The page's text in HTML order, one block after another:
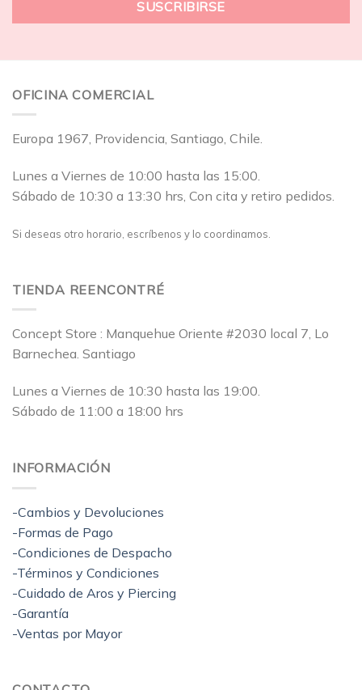
OFICINA COMERCIAL
Europa 1967, Providencia, Santiago, Chile.
Lunes a Viernes de 10:00 hasta las 15:00.
Sábado de 10:30 a 13:30 hrs, Con cita y retiro pedidos.
Si deseas otro horario, escríbenos y lo coordinamos.
TIENDA REENCONTRÉ
Concept Store : Manquehue Oriente #2030 local 7, Lo
Barnechea. Santiago
Lunes a Viernes de 10:30 hasta las 19:00.
Sábado de 11:00 a 18:00 hrs
INFORMACIÓN
-Cambios y Devoluciones
-Formas de Pago
-Condiciones de Despacho
-Términos y Condiciones
-Cuidado de Aros y Piercing
-Garantía
-Ventas por Mayor